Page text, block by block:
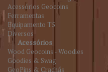
Acessórios Geocoins
Ferramentas
Equipamento T5
Diversos
Acessórios
Wood Geocoins - Woodies
Goodies & Swag
GeoPins & Crachás